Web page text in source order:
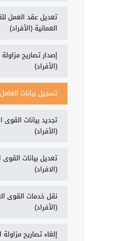
تعديل عقد العمل
العمانية (الأفراد)
إصدار تصاريح
(الأفراد)
تسجيل بيانات
تجديد بيانات القوى
(الأفراد)
تعديل بيانات القوى
(الافراد)
نقل خدمات القوى
(الأفراد)
إلغاء تصاريح